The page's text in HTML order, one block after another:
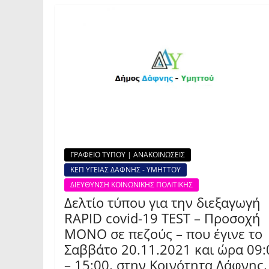
ΓΡΑΦΕΙΟ ΤΥΠΟΥ | ΑΝΑΚΟΙΝΩΣΕΙΣ
ΚΕΠ ΥΓΕΙΑΣ ΔΑΦΝΗΣ - ΥΜΗΤΤΟΥ
ΔΙΕΥΘΥΝΣΗ ΚΟΙΝΩΝΙΚΗΣ ΠΟΛΙΤΙΚΗΣ
Δελτίο τύπου για την διεξαγωγή
RAPID covid-19 TEST – Προσοχή
ΜΟΝΟ σε πεζούς – που έγινε το
Σαββάτο 20.11.2021 και ώρα
– 15:00, στην Kοινότητα Δάφνης,